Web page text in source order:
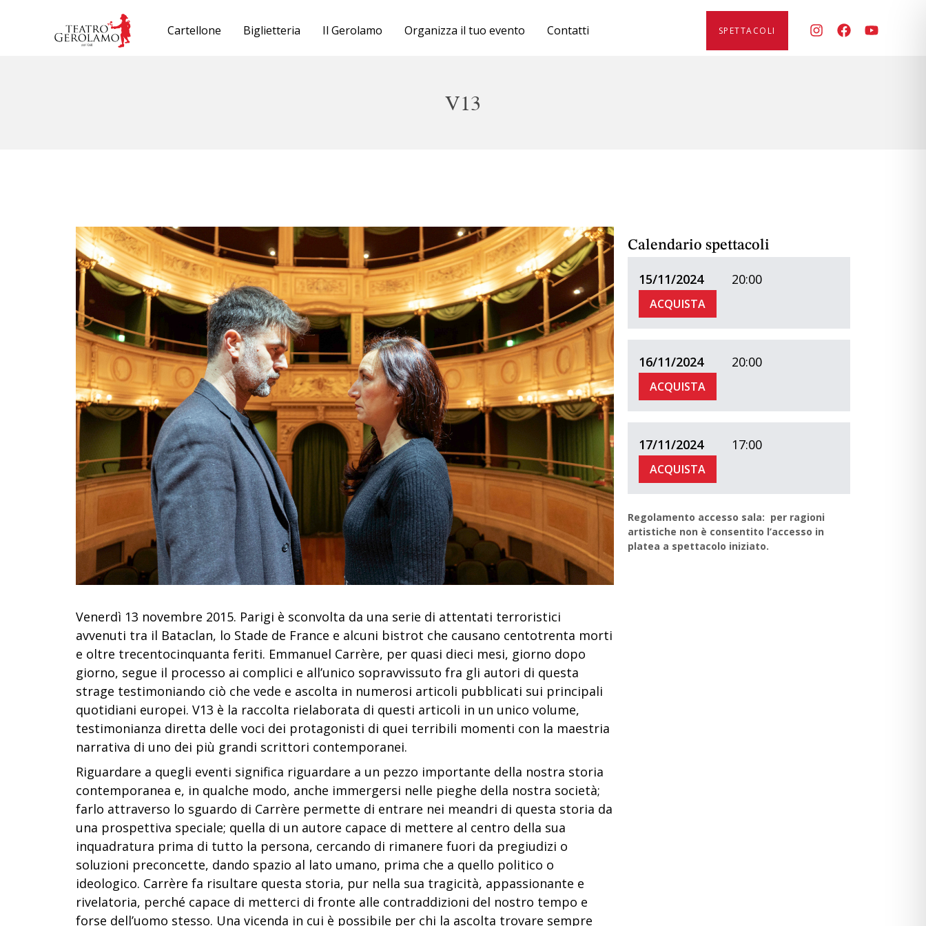
Cartellone Biglietteria Il Gerolamo Organizza il tuo evento Contatti SPETTACOLI
V13
Organizza il tuo evento
Venerdì 13 novembre 2015. Parigi è sconvolta da una serie di attentati terroristici
avvenuti tra il Bataclan, lo Stade de France e alcuni bistrot che causano centotrenta morti
e oltre trecentocinquanta feriti. Emmanuel Carrère, per quasi dieci mesi, giorno dopo
giorno, segue il processo ai complici e all’unico sopravvissuto fra gli autori di questa
strage testimoniando ciò che vede e ascolta in numerosi articoli pubblicati sui principali
quotidiani europei. V13 è la raccolta rielaborata di questi articoli in un unico volume,
testimonianza diretta delle voci dei protagonisti di quei terribili momenti con la maestria
narrativa di uno dei più grandi scrittori contemporanei.
Riguardare a quegli eventi significa riguardare a un pezzo importante della nostra storia
contemporanea e, in qualche modo, anche immergersi nelle pieghe della nostra società;
farlo attraverso lo sguardo di Carrère permette di entrare nei meandri di questa storia da
una prospettiva speciale; quella di un autore capace di mettere al centro della sua
inquadratura prima di tutto la persona, cercando di rimanere fuori da pregiudizi o
soluzioni preconcette, dando spazio al lato umano, prima che a quello politico o
ideologico. Carrère fa risultare questa storia, pur nella sua tragicità, appassionante e
rivelatoria, perché capace di metterci di fronte alle contraddizioni del nostro tempo e
forse dell’uomo stesso. Una vicenda in cui è possibile per chi la ascolta trovare sempre
Calendario spettacoli
15/11/2024 20:00
ACQUISTA
16/11/2024 20:00
ACQUISTA
17/11/2024 17:00
ACQUISTA
Regolamento accesso sala: per ragioni
artistiche non è consentito l’accesso in
platea a spettacolo iniziato.